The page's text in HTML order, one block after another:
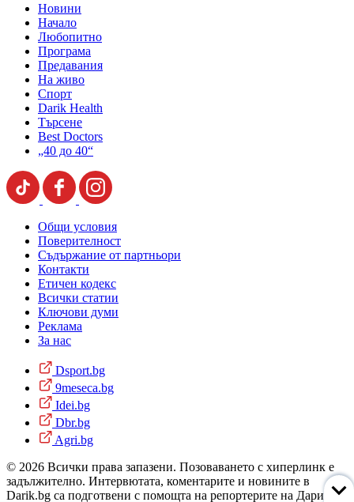
Новини
Начало
Любопитно
Програма
Предавания
На живо
Спорт
Darik Health
Търсене
Best Doctors
„40 до 40“
Общи условия
Поверителност
Съдържание от партньори
Контакти
Етичен кодекс
Всички статии
Ключови думи
Реклама
За нас
Dsport.bg
9meseca.bg
Idei.bg
Dbr.bg
Agri.bg
© 2026 Всички права запазени. Позоваването с хиперлинк е
задължително. Интервютата, коментарите и новините в
Darik.bg са подготвени с помощта на репортерите на Дарик